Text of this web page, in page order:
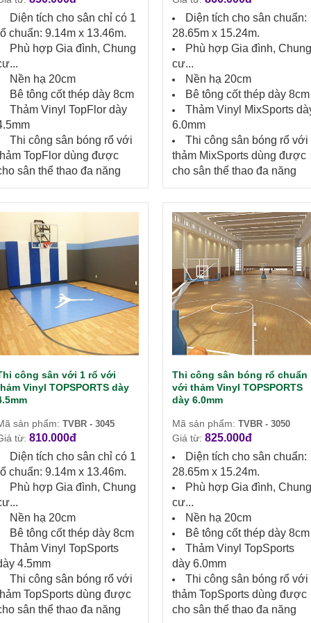
Diện tích cho sân chỉ có 1
chuẩn: 9.14m x 13.46m.
Phù hợp Gia đình, Chung
Nền hạ 20cm
Bê tông cốt thép dày 8cm
Thảm Vinyl TopFlor dày
Thi công sân bóng rổ với
TopFlor dùng được
sân thể thao đa năng
Diện tích cho sân chuẩn:
28.65m x 15.24m.
Phù hợp Gia đình, Chung
cư...
Nền hạ 20cm
Bê tông cốt thép dày 8cm
Thảm Vinyl MixSports
6.0mm
Thi công sân bóng rổ với
thảm MixSports dùng được
cho sân thể thao đa năng
công sân với 1 rổ với
Vinyl TOPSPORTS dày
sản phẩm: TVBR - 3045
từ: 810.000đ
Diện tích cho sân chỉ có 1
chuẩn: 9.14m x 13.46m.
Phù hợp Gia đình, Chung
Nền hạ 20cm
Bê tông cốt thép dày 8cm
Thảm Vinyl TopSports
4.5mm
Thi công sân bóng rổ với
TopSports dùng được
sân thể thao đa năng
Thi công sân bóng rổ chuẩn
với thảm Vinyl TOPSPORTS
dày 6.0mm
Mã sản phẩm: TVBR - 3050
Giá từ: 825.000đ
Diện tích cho sân chuẩn:
28.65m x 15.24m.
Phù hợp Gia đình, Chung
cư...
Nền hạ 20cm
Bê tông cốt thép dày 8cm
Thảm Vinyl TopSports
dày 6.0mm
Thi công sân bóng rổ với
thảm TopSports dùng được
cho sân thể thao đa năng